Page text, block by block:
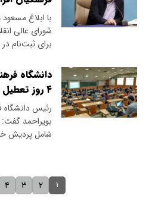
با ابلاغ
شورای عالی
برای ثبت‌نام
دانشگاه
۴ روز تعطیل شد
رئیس دانشگاه
بویراحمد گفت:
شامل پردیش
۱ ۲ ۳ ۴